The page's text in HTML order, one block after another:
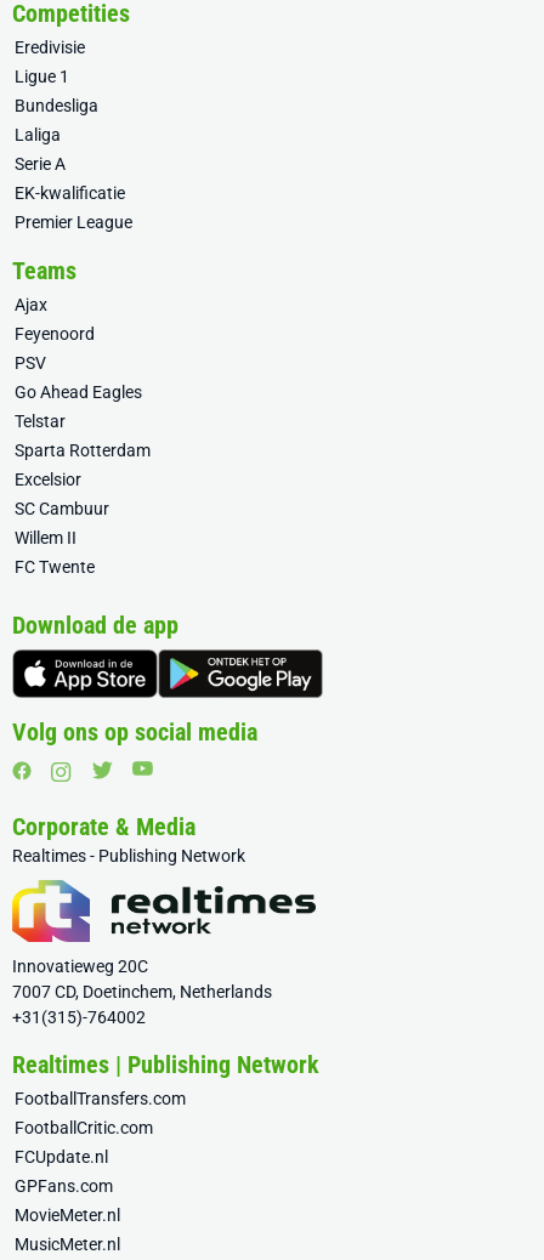
Competities
Eredivisie
Ligue 1
Bundesliga
Laliga
Serie A
EK-kwalificatie
Premier League
Teams
Ajax
Feyenoord
PSV
Go Ahead Eagles
Telstar
Sparta Rotterdam
Excelsior
SC Cambuur
Willem II
FC Twente
Download de app
Volg ons op social media
Corporate & Media
Realtimes - Publishing Network
Innovatieweg 20C
7007 CD, Doetinchem, Netherlands
+31(315)-764002
Realtimes | Publishing Network
FootballTransfers.com
FootballCritic.com
FCUpdate.nl
GPFans.com
MovieMeter.nl
MusicMeter.nl